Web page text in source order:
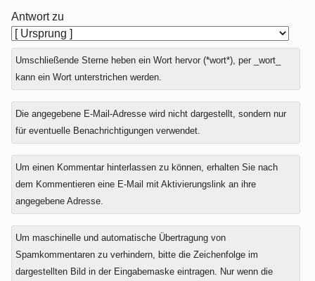
Antwort zu
Umschließende Sterne heben ein Wort hervor (*wort*), per _wort_
kann ein Wort unterstrichen werden.
Die angegebene E-Mail-Adresse wird nicht dargestellt, sondern nur
für eventuelle Benachrichtigungen verwendet.
Um einen Kommentar hinterlassen zu können, erhalten Sie nach
dem Kommentieren eine E-Mail mit Aktivierungslink an ihre
angegebene Adresse.
Um maschinelle und automatische Übertragung von
Spamkommentaren zu verhindern, bitte die Zeichenfolge im
dargestellten Bild in der Eingabemaske eintragen. Nur wenn die